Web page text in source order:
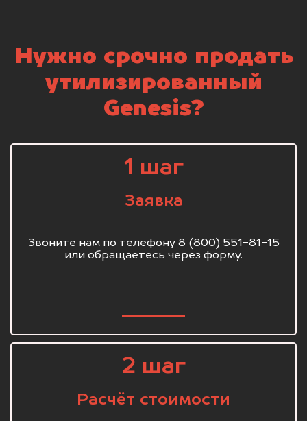
Нужно срочно продать
утилизированный
Genesis?
1 шаг
Заявка
Звоните нам по телефону 8 (800) 551-81-15
или обращаетесь через форму.
2 шаг
Расчёт стоимости